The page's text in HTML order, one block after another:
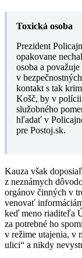
Toxická osoba
Prezident
opakovane
osoba a
v
kontakt s tak
Košč, by v polícii
služobného
hľadať v
pre Postoj.sk.
Kauza však
z neznámych
orgánov činných v
venovať
keď meno riaditeľa
za potrebné ho
v režime utajenia, v
ulici“ a nikdy